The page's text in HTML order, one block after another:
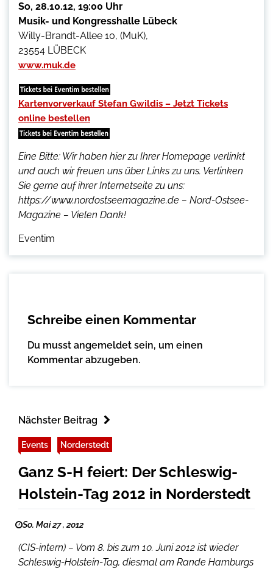
So, 28.10.12, 19:00 Uhr
Musik- und Kongresshalle Lübeck
Willy-Brandt-Allee 10, (MuK),
23554 LÜBECK
www.muk.de
Kartenvorverkauf Stefan Gwildis – Jetzt Tickets
online bestellen
Eine Bitte: Wir haben hier zu Ihrer Homepage verlinkt
und auch wir freuen uns über Links zu uns. Verlinken
Sie gerne auf ihrer Internetseite zu uns:
https://www.nordostseemagazine.de – Nord-Ostsee-
Magazine – Vielen Dank!
Eventim
Schreibe einen Kommentar
Du musst angemeldet sein, um einen
Kommentar abzugeben.
Nächster Beitrag
Events Norderstedt
Ganz S-H feiert: Der Schleswig-
Holstein-Tag 2012 in Norderstedt
So. Mai 27 , 2012
(CIS-intern) – Vom 8. bis zum 10. Juni 2012 ist wieder
Schleswig-Holstein-Tag, diesmal am Rande Hamburgs